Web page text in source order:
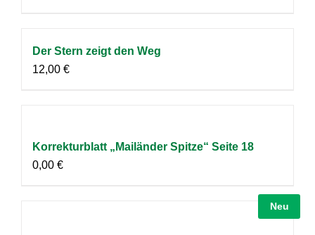
Der Stern zeigt den Weg
12,00 €
Korrekturblatt „Mailänder Spitze“ Seite 18
0,00 €
Neu